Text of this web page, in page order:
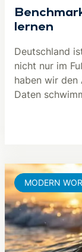
lernen
Deutschland
nicht nur im
haben wir den
Daten
MODERN